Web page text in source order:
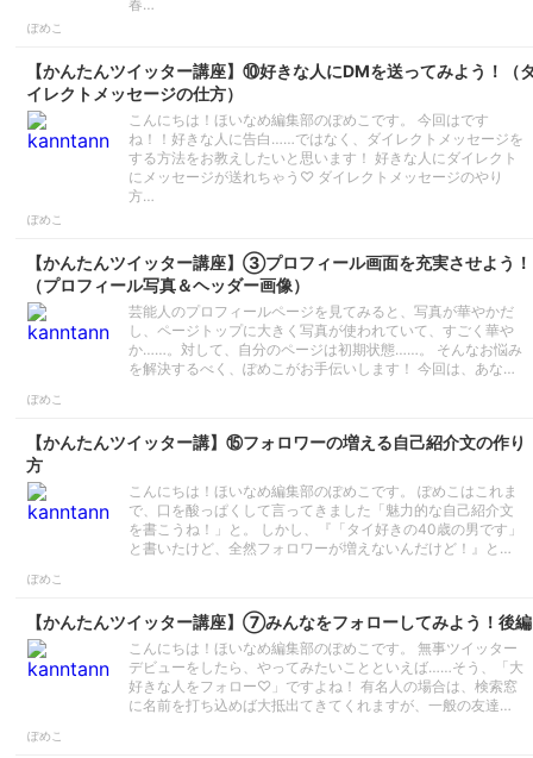
春…
ぽめこ
【かんたんツイッター講座】⑩好きな人にDMを送ってみよう！（
イレクトメッセージの仕方）
こんにちは！ほいなめ編集部のぽめこです。 今回はです
ね！！好きな人に告白……ではなく、ダイレクトメッセージを
する方法をお教えしたいと思います！ 好きな人にダイレクト
にメッセージが送れちゃう♡ ダイレクトメッセージのやり
方…
ぽめこ
【かんたんツイッター講座】③プロフィール画面を充実させよう！
（プロフィール写真＆ヘッダー画像）
芸能人のプロフィールページを見てみると、写真が華やかだ
し、ページトップに大きく写真が使われていて、すごく華や
か……。対して、自分のページは初期状態……。 そんなお悩み
を解決するべく、ぽめこがお手伝いします！ 今回は、あな…
ぽめこ
【かんたんツイッター講】⑮フォロワーの増える自己紹介文の作り
方
こんにちは！ほいなめ編集部のぽめこです。 ぽめこはこれま
で、口を酸っぱくして言ってきました「魅力的な自己紹介文
を書こうね！」と。 しかし、『「タイ好きの40歳の男です」
と書いたけど、全然フォロワーが増えないんだけど！』と…
ぽめこ
【かんたんツイッター講座】⑦みんなをフォローしてみよう！後編
こんにちは！ほいなめ編集部のぽめこです。 無事ツイッター
デビューをしたら、やってみたいことといえば……そう、「大
好きな人をフォロー♡」ですよね！ 有名人の場合は、検索窓
に名前を打ち込めば大抵出てきてくれますが、一般の友達…
ぽめこ